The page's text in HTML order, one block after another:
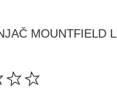
MOUNTFIELD